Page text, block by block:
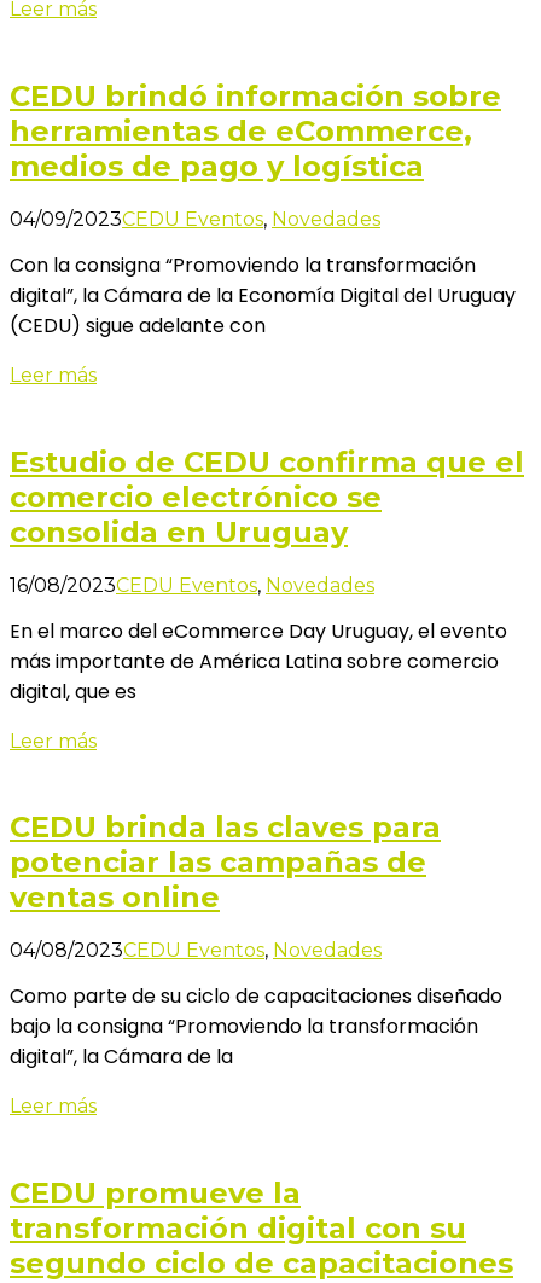
Leer más
CEDU brindó información sobre
herramientas de eCommerce,
medios de pago y logística
04/09/2023CEDU Eventos, Novedades
Con la consigna “Promoviendo la transformación
digital”, la Cámara de la Economía Digital del Uruguay
(CEDU) sigue adelante con
Leer más
Estudio de CEDU confirma que el
comercio electrónico se
consolida en Uruguay
16/08/2023CEDU Eventos, Novedades
En el marco del eCommerce Day Uruguay, el evento
más importante de América Latina sobre comercio
digital, que es
Leer más
CEDU brinda las claves para
potenciar las campañas de
ventas online
04/08/2023CEDU Eventos, Novedades
Como parte de su ciclo de capacitaciones diseñado
bajo la consigna “Promoviendo la transformación
digital”, la Cámara de la
Leer más
CEDU promueve la
transformación digital con su
segundo ciclo de capacitaciones